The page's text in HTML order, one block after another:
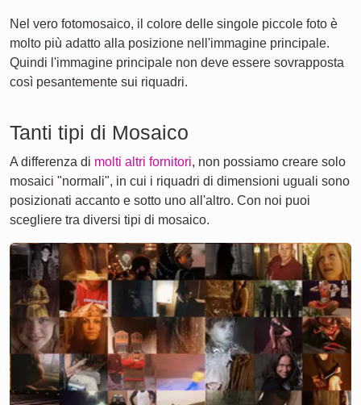
Nel vero fotomosaico, il colore delle singole piccole foto è
molto più adatto alla posizione nell'immagine principale.
Quindi l'immagine principale non deve essere sovrapposta
così pesantemente sui riquadri.
Tanti tipi di Mosaico
A differenza di molti altri fornitori, non possiamo creare solo
mosaici "normali", in cui i riquadri di dimensioni uguali sono
posizionati accanto e sotto uno all'altro. Con noi puoi
scegliere tra diversi tipi di mosaico.